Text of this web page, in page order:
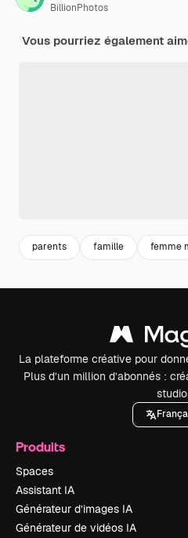
BillionPhotos
Vous pourriez également
parents famille femme
La plateforme créative pour
Plus d’un million d’abonnés :
Produits
Spaces
Assistant IA
Générateur d’images IA
Générateur de vidéos IA